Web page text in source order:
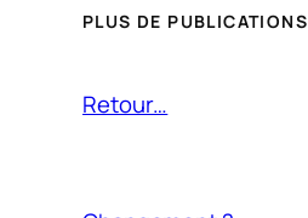
PLUS DE PUBLICATIONS
Retour…